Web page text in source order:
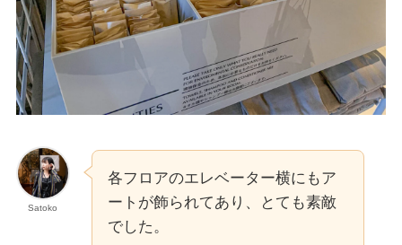
Satoko
各フロアのエレベーター横にもア
ートが飾られてあり、とても素敵
でした。